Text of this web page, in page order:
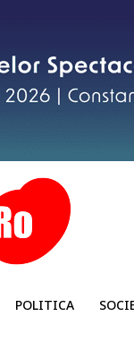
POLITICA